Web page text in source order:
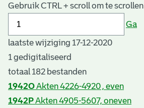
Gebruik CTRL + scroll om te scrollen
Ga
laatste wijziging 17-12-2020
1 gedigitaliseerd
totaal 182 bestanden
1942OAkten 4226-4920 , even
1942PAkten 4905-5607, oneven